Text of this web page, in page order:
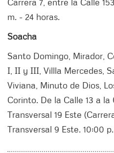
m. - 24 horas.
Soacha
Santo Domingo, Mirador,
I, II y III, Villla Mercedes,
Viviana, Minuto de Dios,
Corinto. De la Calle 13 a la
Transversal 19 Este
Transversal 9 Este. 10:00